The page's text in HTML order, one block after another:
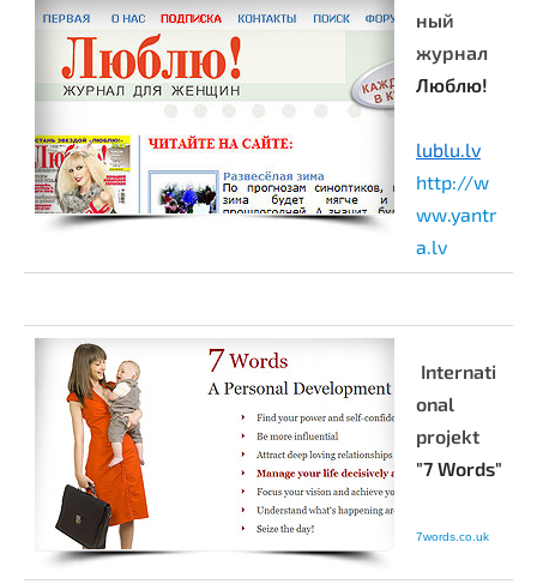
ный
журнал
Люблю!
lublu.lv
http://w
ww.yantr
a.lv
Internati
onal
projekt
"7 Words"
7words.co.uk